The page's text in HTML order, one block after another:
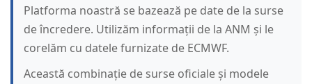
Platforma noastră se bazează pe date de la surse
de încredere. Utilizăm informații de la ANM și le
corelăm cu datele furnizate de ECMWF.
Această combinație de surse oficiale și modele